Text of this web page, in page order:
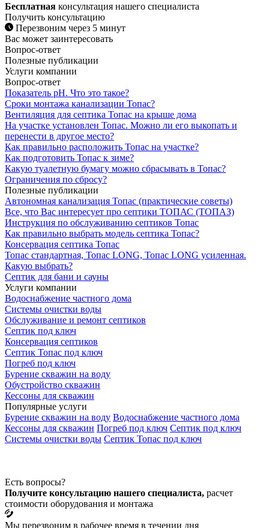
Бесплатная консультация нашего специалиста
Получить консультацию
Перезвоним через 5 минут
Вас может заинтересовать
Вопрос-ответ
Полезные публикации
Услуги компании
Вопрос-ответ
Показатель рН. Что это такое?
Сроки монтажа канализации Топас?
Вентиляция для септика Топас на крыше дома
На участке установлен Топас. Можно ли его выкопать и
перенести в другое место?
Как правильно расположить Топас на участке?
Как подготовить Топас к зиме?
Какую туалетную бумагу можно сбрасывать в Топас?
Ограничения по сбросу?
Полезные публикации
Автономная канализация Топас (практические советы)
Все, что Вас интересует про септики ТОПАС (ТОПАЗ)
Инструкция по обслуживанию септиков Топас
Как правильно выбрать модель септика Топас?
Консервация септика Топас
Топас стандартная, Топас LONG, Топас LONG усиленная.
Какую выбрать?
Септик для бани и сауны
Услуги компании
Водоснабжение частного дома
Системы очистки воды
Обслуживание и ремонт септиков
Септик под ключ
Консервация септиков
Септик Топас под ключ
Погреб под ключ
Бурение скважин на воду
Обустройство скважин
Кессоны для скважин
Популярные услуги
Бурение скважин на воду Водоснабжение частного дома
Кессоны для скважин Погреб под ключ Септик под ключ
Системы очистки воды Септик Топас под ключ
Есть вопросы?
Получите консультацию нашего специалиста, расчет
стоимости оборудования и монтажа
Мы перезвоним в рабочее время в течении дня